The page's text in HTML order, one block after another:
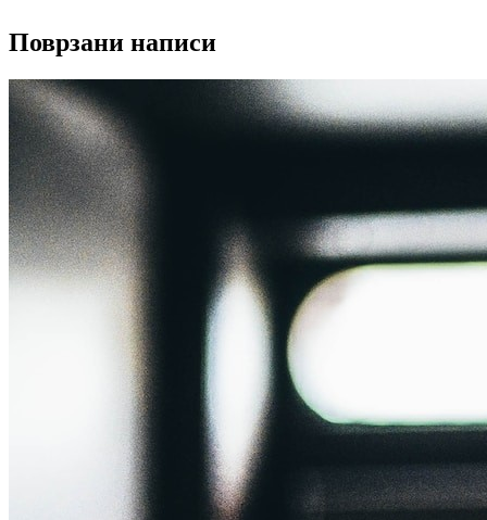
Поврзани написи